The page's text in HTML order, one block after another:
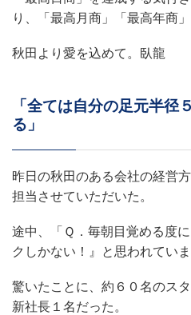
り、「最高月商」「最高年商
秋田より愛を込めて。臥龍
「全ては自分の足元半径
る」
昨日の秋田のある会社の経営
担当させていただいた。
途中、「Ｑ．毎朝目覚める度
クしかない！』と思われてい
驚いたことに、約６０名のス
新社長１名だった。